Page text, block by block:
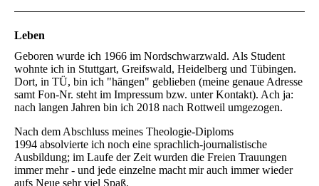
Leben
Geboren wurde ich 1966 im Nordschwarzwald. Als Student
wohnte ich in Stuttgart, Greifswald, Heidelberg und Tübingen.
Dort, in TÜ, bin ich "hängen" geblieben (meine genaue Adresse
samt Fon-Nr. steht im Impressum bzw. unter Kontakt). Ach ja:
nach langen Jahren bin ich 2018 nach Rottweil umgezogen.
Nach dem Abschluss meines Theologie-Diploms
1994 absolvierte ich noch eine sprachlich-journalistische
Ausbildung; im Laufe der Zeit wurden die Freien Trauungen
immer mehr - und jede einzelne macht mir auch immer wieder
aufs Neue sehr viel Spaß.